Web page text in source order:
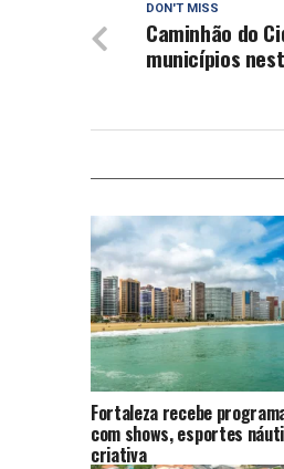
DON'T MISS
Caminhão do
municípios
Fortaleza recebe
com shows, esportes
criativa